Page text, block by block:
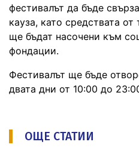
фестивалът да бъде
кауза, като средствата
ще бъдат насочени към
фондации.
Фестивалът ще бъде
двата дни от 10:00 до
ОЩЕ СТАТИИ